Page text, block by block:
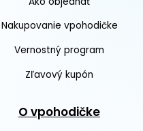
Nakupovanie vpohodičke
Vernostný program
Zľavový kupón
O vpohodičke